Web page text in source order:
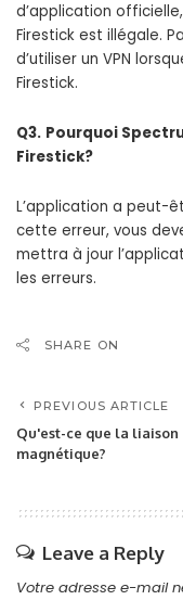
d’application
Firestick est illégale.
d’utiliser un VPN
Firestick.
Q3. Pourquoi
Firestick?
L’application a peut-
cette erreur, vous
mettra à jour
les erreurs.
SHARE ON
PREVIOUS ARTICLE
Qu'est-ce que la liaison
magnétique?
Leave a Reply
Votre adresse e-mail